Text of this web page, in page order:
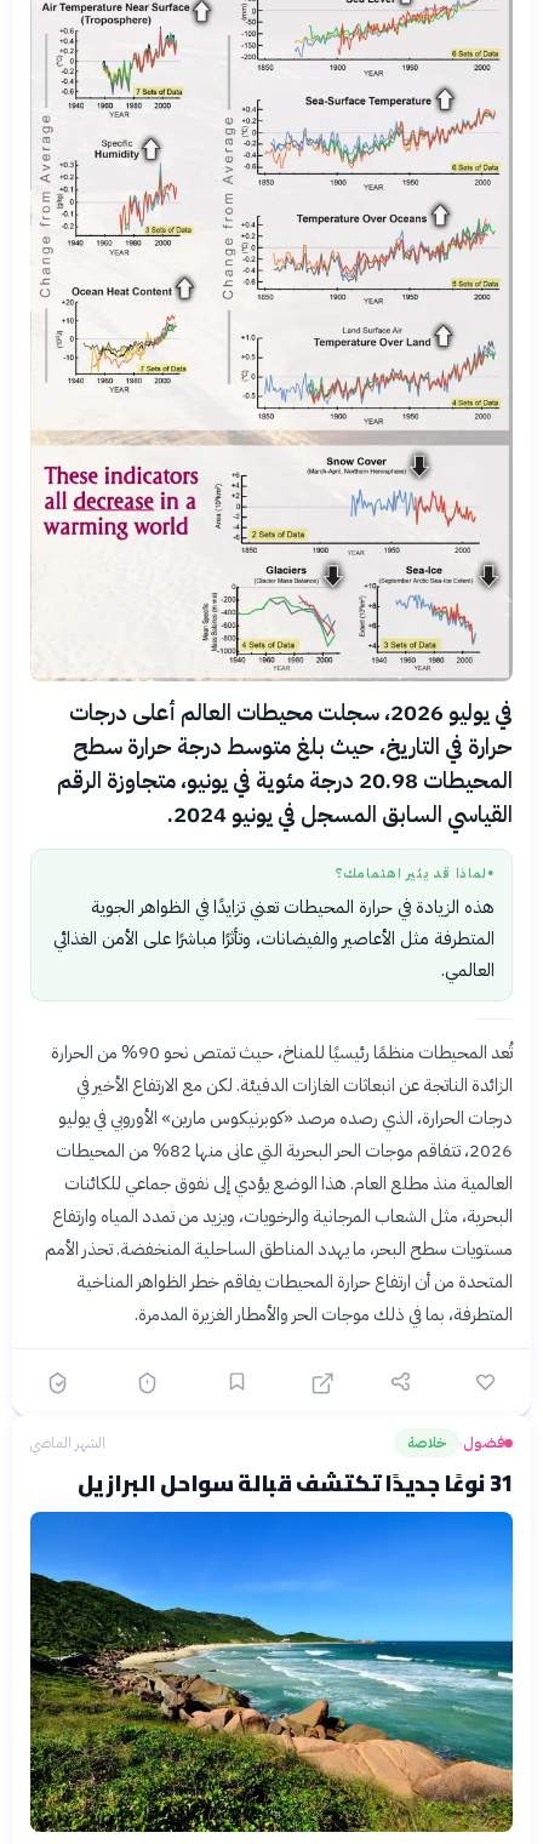
في يوليو 2026، سجلت محيطات العالم أعلى درجات
حرارة في التاريخ، حيث بلغ متوسط درجة حرارة سطح
المحيطات 20.98 درجة مئوية في يونيو، متجاوزة الرقم
القياسي السابق المسجل في يونيو 2024.
● لماذا قد يثير اهتمامك؟
هذه الزيادة في حرارة المحيطات تعني تزايدًا في الظواهر الجوية
المتطرفة مثل الأعاصير والفيضانات، وتأثرًا مباشرًا على الأمن الغذائي
العالمي.
تُعد المحيطات منظمًا رئيسيًا للمناخ، حيث تمتص نحو 90% من الحرارة
الزائدة الناتجة عن انبعاثات الغازات الدفيئة. لكن مع الارتفاع الأخير في
درجات الحرارة، الذي رصده مرصد «كوبرنيكوس مارين» الأوروبي في يوليو
2026، تتفاقم موجات الحر البحرية التي عانى منها 82% من المحيطات
العالمية منذ مطلع العام. هذا الوضع يؤدي إلى نفوق جماعي للكائنات
البحرية، مثل الشعاب المرجانية والرخويات، ويزيد من تمدد المياه وارتفاع
مستويات سطح البحر، ما يهدد المناطق الساحلية المنخفضة. تحذر الأمم
المتحدة من أن ارتفاع حرارة المحيطات يفاقم خطر الظواهر المناخية
المتطرفة، بما في ذلك موجات الحر والأمطار الغزيرة المدمرة.
فضول› خلاصة الشهر الماضي
31 نوعًا جديدًا تكتشف قبالة سواحل البرازيل